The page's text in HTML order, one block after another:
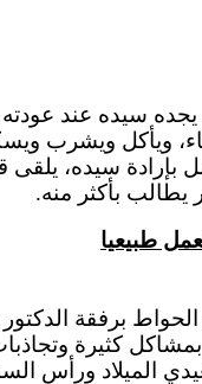
يجده سيده عند عودته
ويأكل ويشرب
بإرادة سيده،
بأكثر منه.
طبيعيا
زياد الحواط برفقة
كثيرة
ورأس